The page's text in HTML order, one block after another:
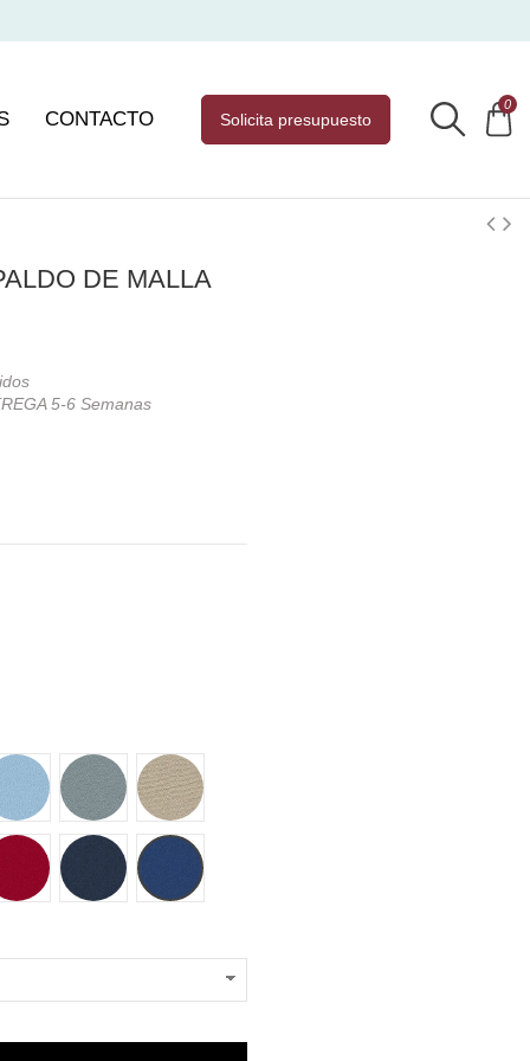
CONTACTO solicita presupuesto
0
DE MALLA
5-6 Semanas
T61 T64 T70
T85 T87 T89